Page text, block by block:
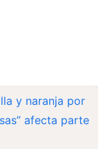
y naranja por
afecta parte